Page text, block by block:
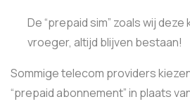
De “prepaid sim” zoals wij deze
vroeger, altijd blijven bestaan!
Sommige telecom providers
“prepaid abonnement” in plaats